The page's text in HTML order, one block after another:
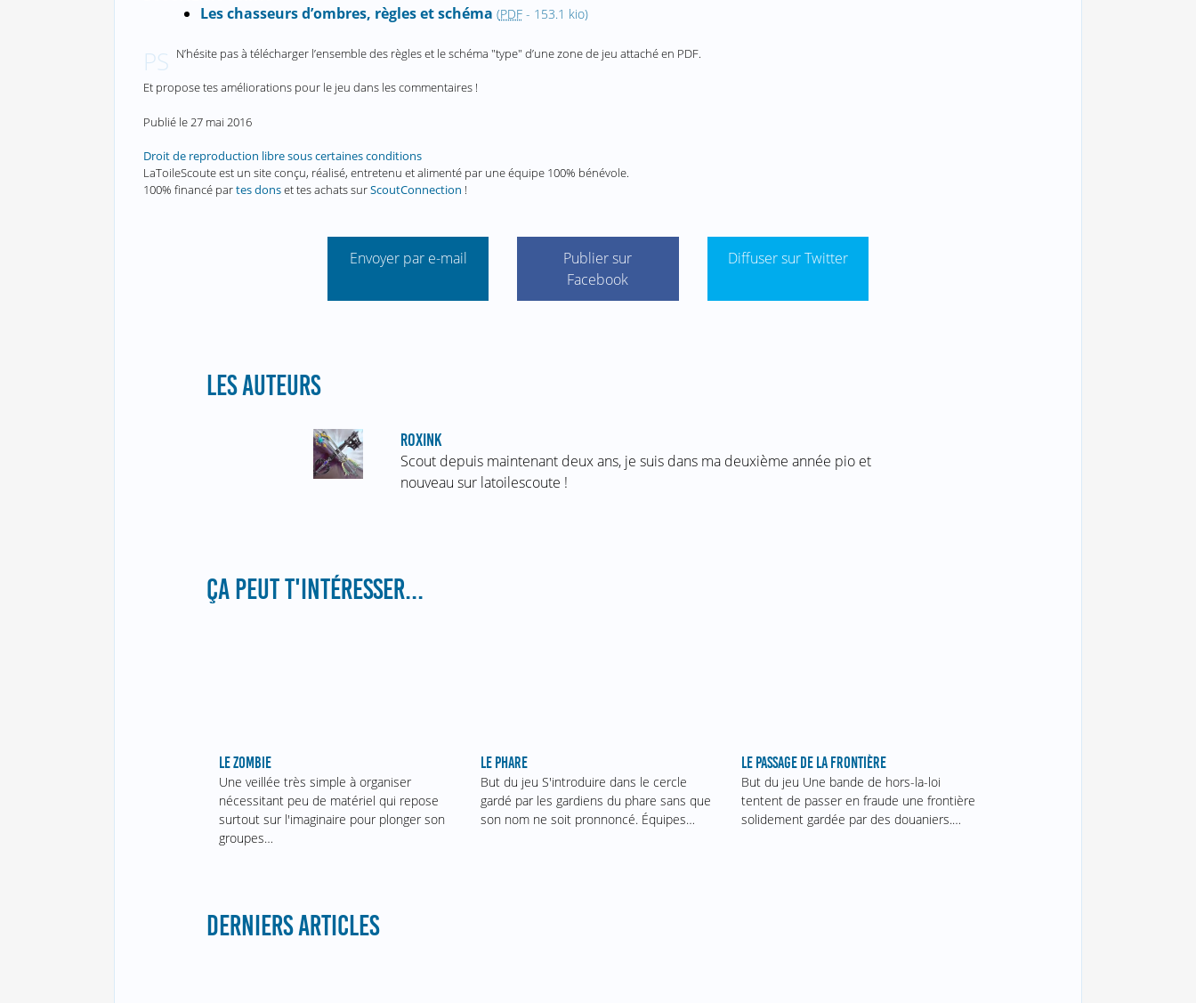
Les chasseurs d’ombres, règles et schéma (PDF- 153.1 kio)
PS N’hésite pas à télécharger l’ensemble des règles et le schéma "type" d’une zone de jeu attaché en PDF.
Et propose tes améliorations pour le jeu dans les commentaires !
Publié le 27 mai 2016
Droit de reproduction libre sous certaines conditions
LaToileScoute est un site conçu, réalisé, entretenu et alimenté par une équipe 100% bénévole.
100% financé partes donset tes achats surScoutConnection !
Envoyer par e-mail
Publier sur
Facebook
Diffuser sur Twitter
LES AUTEURS
ROXINK
Scout depuis maintenant deux ans, je suis dans ma deuxième année pio et
nouveau sur latoilescoute !
ÇA PEUT T'INTÉRESSER...
LE ZOMBIE
Une veillée très simple à organiser
nécessitant peu de matériel qui repose
surtout sur l'imaginaire pour plonger son
groupes…
LE PHARE
But du jeu S'introduire dans le cercle
gardé par les gardiens du phare sans que
son nom ne soit pronnoncé. Équipes…
LE PASSAGE DE LA FRONTIÈRE
But du jeu Une bande de hors-la-loi
tentent de passer en fraude une frontière
solidement gardée par des douaniers.…
DERNIERS ARTICLES